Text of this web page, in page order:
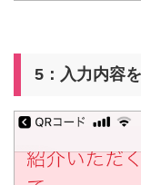
5：入力内容